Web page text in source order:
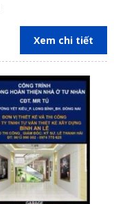
Xem chi tiết